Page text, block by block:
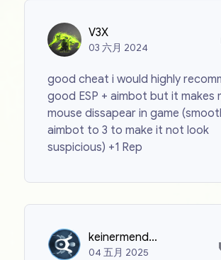
V3X
03六月 2024
good cheat i would highly
good ESP + aimbot but it makes
mouse dissapear in game
aimbot to 3 to make it not look
suspicious) +1 Rep
keinermendom1234
04 五月 2025